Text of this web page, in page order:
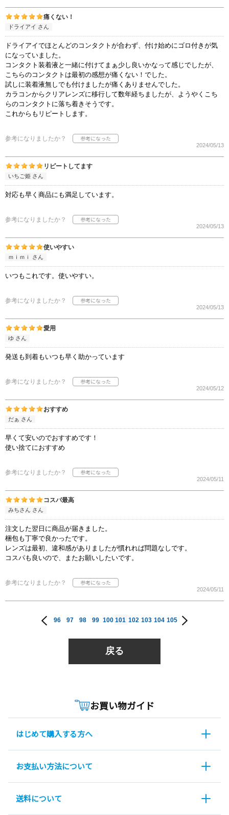
痛くない！
ドライアイ さん
ドライアイでほとんどのコンタクトが合わず、付け始めにゴロ付きが気
になっていました。
コンタクト装着液と一緒に付けてまぁ少し良いかなって感じでしたが、
こちらのコンタクトは最初の感想が痛くない！でした。
試しに装着液無しでも付けましたが痛くありませんでした。
カラコンからクリアレンズに移行して数年経ちましたが、ようやくこち
らのコンタクトに落ち着きそうです。
これからもリピートします。
参考になりましたか？
2024/05/13
リピートしてます
いちご姫 さん
対応も早く商品にも満足しています。
参考になりましたか？
2024/05/13
使いやすい
ｍｉｍｉ さん
いつもこれです。使いやすい。
参考になりましたか？
2024/05/13
愛用
ゆ さん
発送も到着もいつも早く助かっています
参考になりましたか？
2024/05/12
おすすめ
だぁ さん
早くて安いのでおすすめです！
使い捨てにおすすめ
参考になりましたか？
2024/05/11
コスパ最高
みちさん さん
注文した翌日に商品が届きました。
梱包も丁寧で良かったです。
レンズは最初、違和感がありましたが慣れれば問題なしです。
コスパも良いので、またお願いしたいです。
参考になりましたか？
2024/05/11
96 97 98 99 100 101 102 103 104 105
戻る
お買い物ガイド
はじめて購入する方へ
お支払い方法について
送料について